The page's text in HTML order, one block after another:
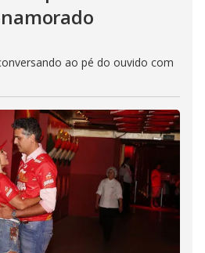
ao pé do ouvido com